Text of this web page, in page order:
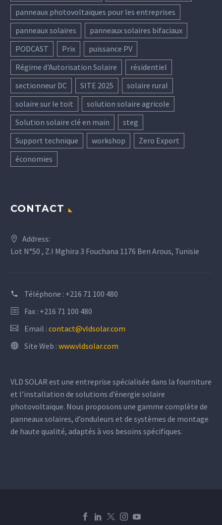
panneaux photovoltaïques pour les entreprises
panneaux solaires
panneaux solaires bifaciaux
PODCAST
Prix
puissance PV
Régime d'Autorisation Solaire
résidentiel
sectionneur DC
SITE 2025
solaire rural
solaire sur le toit
solution solaire agricole
Solution solaire clé en main
steg
Support technique
workshop
Zero Export
économies
CONTACT
Address:
Lot N°50 , Z.I Mghira 3 Fouchana 1176 Ben Arous, Tunisie
Téléphone : +216 71 100 480
Fax : +216 71 100 480
Email : contact@vldsolar.com
Site Web : www.vldsolar.com
VLD SOLAR est une entreprise spécialisée dans la fourniture
et l’installation de solutions d’énergie solaire
photovoltaïque. Nous proposons une gamme complète de
panneaux solaires, d’onduleurs et de systèmes de montage
de haute qualité, adaptés à vos besoins spécifiques.